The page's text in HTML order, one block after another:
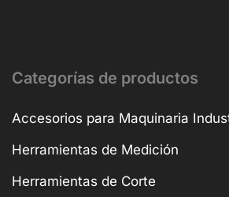
Categorías de productos
Accesorios para Maquinaria
Herramientas de Medición
Herramientas de Corte